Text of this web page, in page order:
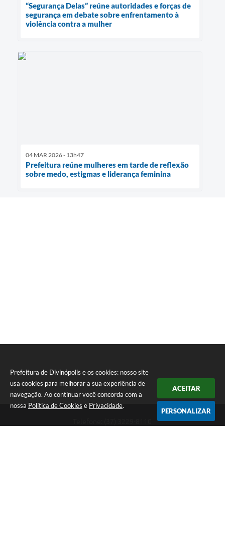
Prefeitura de Divinópolis e os cookies: nosso site
usa cookies para melhorar a sua experiência de
navegação. Ao continuar você concorda com a
nossa Política de Cookies e Privacidade.
ACEITAR
PERSONALIZAR
“Segurança Delas” reúne autoridades e forças de
segurança em debate sobre enfrentamento à
violência contra a mulher
04 MAR 2026 - 13h47
Prefeitura reúne mulheres em tarde de reflexão
sobre medo, estigmas e liderança feminina